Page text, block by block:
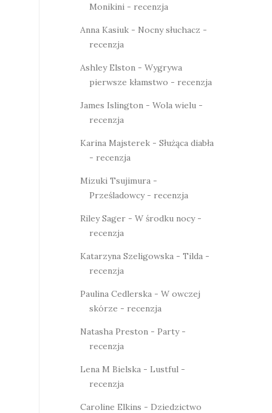
Monikini - recenzja
Anna Kasiuk - Nocny słuchacz -
recenzja
Ashley Elston - Wygrywa
pierwsze kłamstwo - recenzja
James Islington - Wola wielu -
recenzja
Karina Majsterek - Służąca diabła
- recenzja
Mizuki Tsujimura -
Prześladowcy - recenzja
Riley Sager - W środku nocy -
recenzja
Katarzyna Szeligowska - Tilda -
recenzja
Paulina Cedlerska - W owczej
skórze - recenzja
Natasha Preston - Party -
recenzja
Lena M Bielska - Lustful -
recenzja
Caroline Elkins - Dziedzictwo